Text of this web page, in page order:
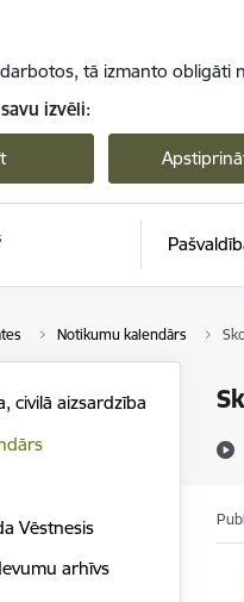
tā izmanto obligāti
izvēli:
Notikumu kalendārs
civilā aizsardzība
Vēstnesis
arhīvs